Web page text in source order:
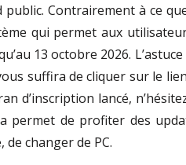
Contrairement à ce
qui permet aux
13 octobre 2026.
suffira de cliquer sur le
d’inscription lancé,
de profiter des
changer de PC.